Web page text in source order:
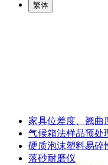
繁体
家具位差度、翘曲
气候箱法样品预处
硬质泡沫塑料易碎
落砂耐磨仪